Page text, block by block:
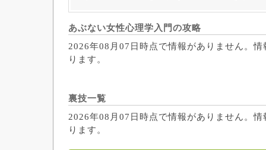
あぶない女性心理学入門の攻略
2026年08月07日時点で情報がありません。
ります。
裏技一覧
2026年08月07日時点で情報がありません。
ります。